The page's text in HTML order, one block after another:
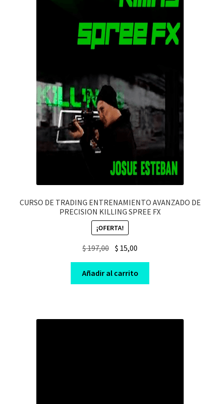
CURSO DE TRADING ENTRENAMIENTO AVANZADO DE
PRECISION KILLING SPREE FX
¡OFERTA!
$197,00 Original
price
was:
$ 197,00.
$ 15,00
price
is:
$ 15,00.
Añadir al carrito